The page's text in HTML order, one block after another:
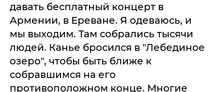
давать бесплатный концерт в
Армении, в Ереване. Я одеваюсь, и
мы выходим. Там собрались тысячи
людей. Канье бросился в "Лебединое
озеро", чтобы быть ближе к
собравшимся на его
противоположном конце. Многие